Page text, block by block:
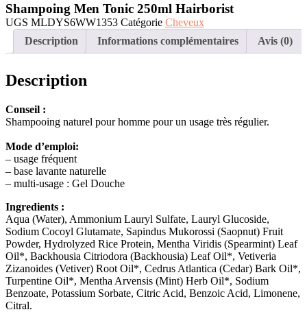
250ml
Hairborist
Shampoing Men Tonic 250ml Hairborist
UGS MLDYS6WW1353 Catégorie Cheveux
Description
Informations complémentaires Avis (0)
Description
Conseil :
Shampooing naturel pour homme pour un usage très régulier.
Mode d’emploi:
– usage fréquent
– base lavante naturelle
– multi-usage : Gel Douche
Ingredients :
Aqua (Water), Ammonium Lauryl Sulfate, Lauryl Glucoside,
Sodium Cocoyl Glutamate, Sapindus Mukorossi (Saopnut) Fruit
Powder, Hydrolyzed Rice Protein, Mentha Viridis (Spearmint) Leaf
Oil*, Backhousia Citriodora (Backhousia) Leaf Oil*, Vetiveria
Zizanoides (Vetiver) Root Oil*, Cedrus Atlantica (Cedar) Bark Oil*,
Turpentine Oil*, Mentha Arvensis (Mint) Herb Oil*, Sodium
Benzoate, Potassium Sorbate, Citric Acid, Benzoic Acid, Limonene,
Citral.